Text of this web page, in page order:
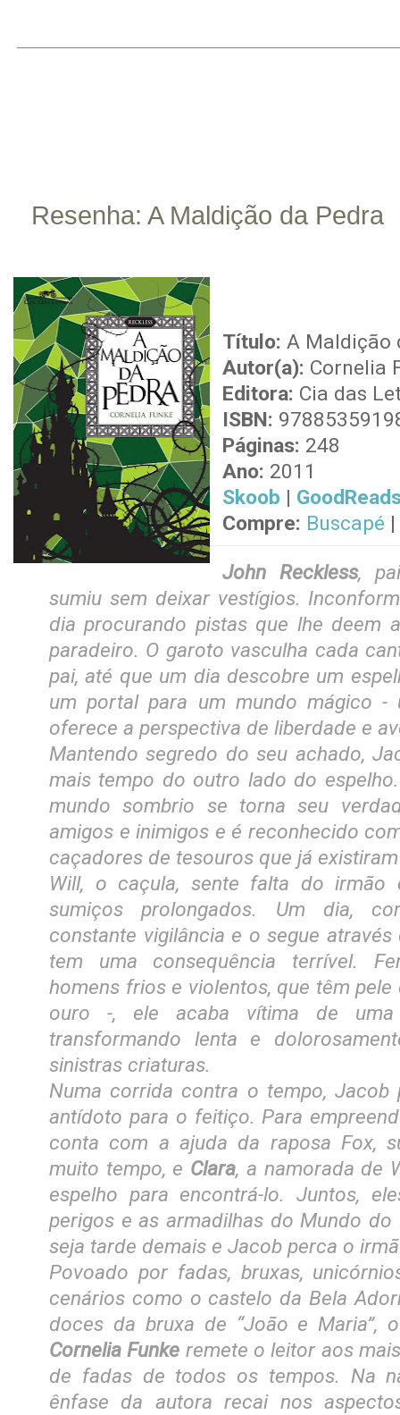
Resenha: A Maldição da Pedra
Título: A Maldição
Autor(a): Cornelia
Editora: Cia das
ISBN:
Páginas: 248
Ano: 2011
Skoob |
Compre: Buscapé |
John Reckless,
sumiu sem deixar vestígios.
dia procurando pistas que lhe deem
paradeiro. O garoto vasculha cada
pai, até que um dia descobre um
um portal para um mundo mágico -
oferece a perspectiva de liberdade e
Mantendo segredo do seu achado,
mais tempo do outro lado do
mundo sombrio se torna seu
amigos e inimigos e é reconhecido
caçadores de tesouros que já
Will, o caçula, sente falta do irmão
sumiços prolongados. Um dia,
constante vigilância e o segue
tem uma consequência terrível.
homens frios e violentos, que têm
ouro -, ele acaba vítima de
transformando lenta e
sinistras criaturas.
Numa corrida contra o tempo, Jacob
antídoto para o feitiço. Para
conta com a ajuda da raposa Fox,
muito tempo, e Clara, a namorada de
espelho para encontrá-lo. Juntos,
perigos e as armadilhas do Mundo do
seja tarde demais e Jacob perca o
Povoado por fadas, bruxas,
cenários como o castelo da Bela
doces da bruxa de “João e Maria”,
Cornelia Funke remete o leitor aos
de fadas de todos os tempos. Na
ênfase da autora recai nos